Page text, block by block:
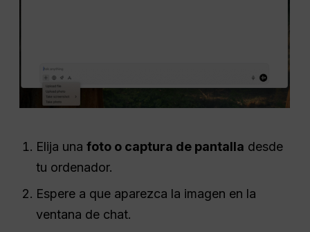
Elija unafoto o captura de pantalla desde
tu ordenador.
Espere a que aparezca la imagen en la
ventana de chat.